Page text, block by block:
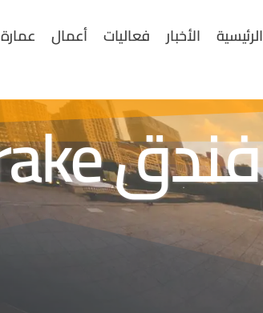
الرئيسية الأخبار فعاليات أعمال
فندق The Drake